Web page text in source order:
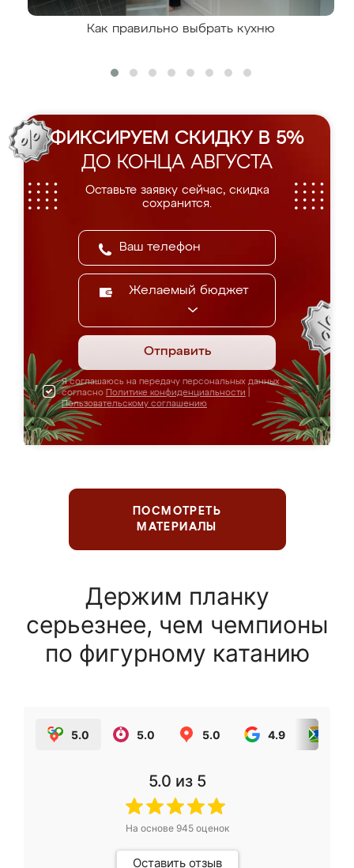
Как правильно выбрать кухню
ФИКСИРУЕМ СКИДКУ В 5%
ДО КОНЦА АВГУСТА
Оставьте заявку сейчас, скидка
сохранится.
Желаемый бюджет
Отправить
Я соглашаюсь на передачу персональных данных
согласно Политике конфиденциальности
Пользовательскому соглашению
ПОСМОТРЕТЬ
МАТЕРИАЛЫ
Держим планку
серьезнее, чем чемпионы
по фигурному катанию
5.0 5.0 5.0 4.9
5.0 из 5
На основе 945оценок
Оставить отзыв